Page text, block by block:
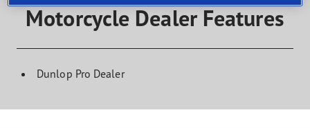
Motorcycle Dealer Features
Dunlop Pro Dealer